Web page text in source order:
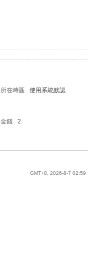
所在時區 使用系統默認
金錢
2
GMT+8, 2026-8-7 02:59